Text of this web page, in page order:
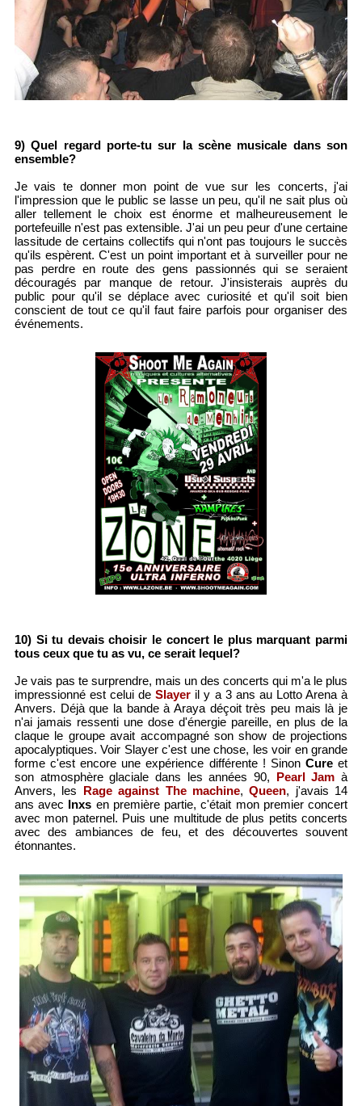
9) Quel regard porte-tu sur la scène musicale dans son
ensemble?
Je vais te donner mon point de vue sur les concerts, j'ai
l'impression que le public se lasse un peu, qu'il ne sait plus où
aller tellement le choix est énorme et malheureusement le
portefeuille n'est pas extensible. J'ai un peu peur d'une certaine
lassitude de certains collectifs qui n'ont pas toujours le succès
qu'ils espèrent. C'est un point important et à surveiller pour ne
pas perdre en route des gens passionnés qui se seraient
découragés par manque de retour. J'insisterais auprès du
public pour qu'il se déplace avec curiosité et qu'il soit bien
conscient de tout ce qu'il faut faire parfois pour organiser des
événements.
10) Si tu devais choisir le concert le plus marquant parmi
tous ceux que tu as vu, ce serait lequel?
Je vais pas te surprendre, mais un des concerts qui m'a le plus
impressionné est celui deSlayer il y a 3 ans au Lotto Arena à
Anvers. Déjà que la bande à Araya déçoit très peu mais là je
n'ai jamais ressenti une dose d'énergie pareille, en plus de la
claque le groupe avait accompagné son show de projections
apocalyptiques. Voir Slayer c'est une chose, les voir en grande
forme c'est encore une expérience différente ! Sinon Cureet
son atmosphère glaciale dans les années 90, Pearl Jam à
Anvers, les Rage against The machine,Queen, j'avais 14
ans avec Inxs en première partie, c'était mon premier concert
avec mon paternel. Puis une multitude de plus petits concerts
avec des ambiances de feu, et des découvertes souvent
étonnantes.